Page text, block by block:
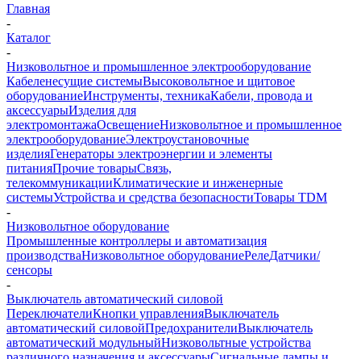
Главная
-
Каталог
-
Низковольтное и промышленное электрооборудование
Кабеленесущие системыВысоковольтное и щитовое
оборудованиеИнструменты, техникаКабели, провода и
аксессуарыИзделия для
электромонтажаОсвещениеНизковольтное и промышленное
электрооборудованиеЭлектроустановочные
изделияГенераторы электроэнергии и элементы
питанияПрочие товарыСвязь,
телекоммуникацииКлиматические и инженерные
системыУстройства и средства безопасностиТовары TDM
-
Низковольтное оборудование
Промышленные контроллеры и автоматизация
производстваНизковольтное оборудованиеРелеДатчики/
сенсоры
-
Выключатель автоматический силовой
ПереключателиКнопки управленияВыключатель
автоматический силовойПредохранителиВыключатель
автоматический модульныйНизковольтные устройства